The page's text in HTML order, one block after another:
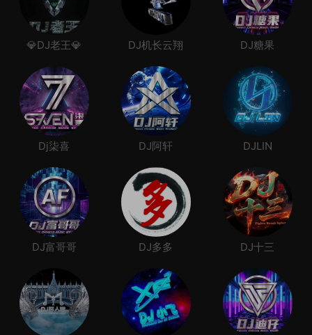
💎DJ老王💎 DJ机长云翔 DJ糖果
Dj柒喜 DJ阿轩 DJLIN
DJ富哥哥 DJ多多 DJ十三